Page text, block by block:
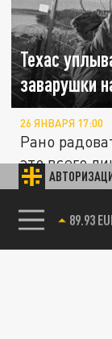
85.64
Техас
заварушки
26 ЯНВАРЯ 17:00
Рано
это всего
Эксперт